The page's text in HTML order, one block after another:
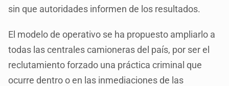
sin que autoridades informen de los resultados.
El modelo de operativo se ha propuesto ampliarlo a
todas las centrales camioneras del país, por ser el
reclutamiento forzado una práctica criminal que
ocurre dentro o en las inmediaciones de las